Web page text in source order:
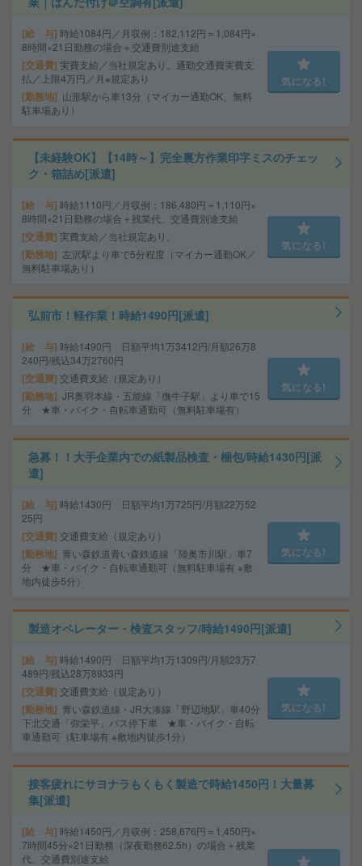
給 与 時給1084円／月収例：182,112円＝1,084円×
8時間×21日勤務の場合＋交通費別途支給
交通費 実費支給／当社規定あり。通勤交通費実費支
払／上限4万円／月※規定あり
勤務地
山形駅から車13分（マイカー通勤OK、無料
駐車場あり）
気になる!
【未経験OK】【14時～】完全裏方作業印字ミスのチェッ
ク・箱詰め[派遣]
給 与 時給1110円／月収例：186,480円＝1,110円×
8時間×21日勤務の場合＋残業代、交通費別途支給
交通費 実費支給／当社規定あり。
勤務地
左沢駅より車で5分程度（マイカー通勤OK／
無料駐車場あり）
気になる!
弘前市！軽作業！時給1490円[派遣]
給 与 時給1490円 日額平均1万3412円/月額26万8
240円/残込34万2760円
交通費 交通費支給（規定あり）
勤務地 JR奥羽本線・五能線「撫牛子駅」より車で15
分 ★車・バイク・自転車通勤可（無料駐車場有）
気になる!
急募！！大手企業内での紙製品検査・梱包/時給1430円[派
遣]
給 与 時給1430円 日額平均1万725円/月額22万52
25円
交通費 交通費支給（規定あり）
勤務地 青い森鉄道青い森鉄道線「陸奥市川駅」車7
分 ★車・バイク・自転車通勤可（無料駐車場有 ※敷
地内徒歩5分）
気になる!
製造オペレーター・検査スタッフ/時給1490円[派遣]
給 与 時給1490円 日額平均1万1309円/月額23万7
489円/残込28万8933円
交通費 交通費支給（規定あり）
勤務地 青い森鉄道線・JR大湊線「野辺地駅」車40分
下北交通「弥栄平」バス停下車 ★車・バイク・自転
車通勤可（駐車場有 ※敷地内徒歩1分）
気になる!
接客疲れにサヨナラもくもく製造で時給1450円！大量募
集[派遣]
給 与 時給1450円／月収例：258,676円＝1,450円×
7時間45分×21日勤務（深夜勤務62.5h）の場合＋残業
代、交通費別途支給